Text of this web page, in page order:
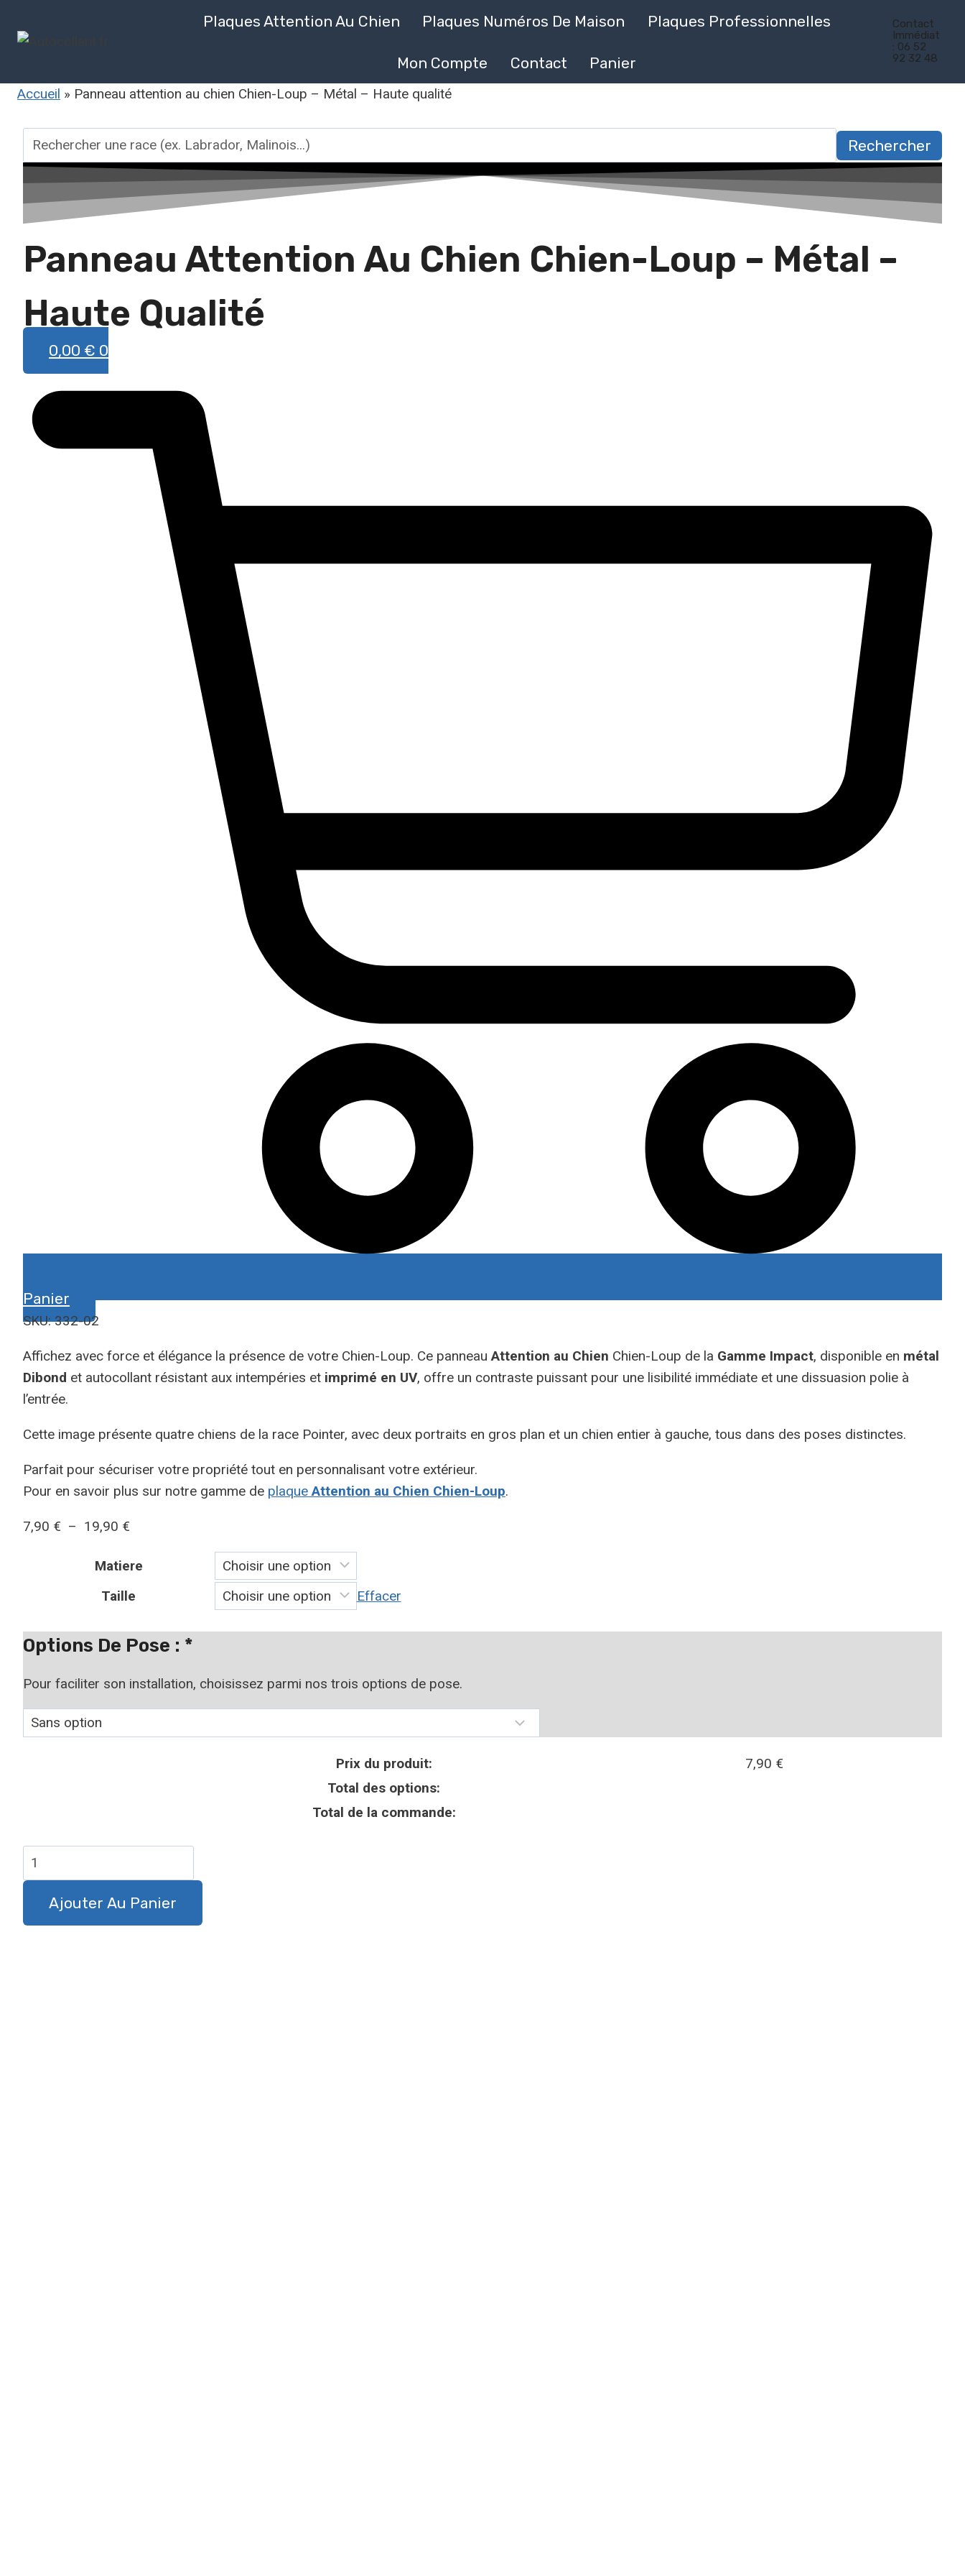
Plaques Attention Au Chien Plaques Numéros De Maison Plaques Professionnelles
Mon Compte Contact Panier
Contact
Immédiat
: 06 52
92 32 48
Accueil » Panneau attention au chien Chien-Loup – Métal – Haute qualité
Rechercher
race
Rechercher
Panneau Attention Au Chien Chien-Loup – Métal –
Haute Qualité
0,00 € 0
Panier
SKU: 332-02
Affichez avec force et élégance la présence de votre Chien-Loup. Ce panneauAttention au Chien Chien-Loup de la Gamme Impact, disponible en métal
Dibond et autocollant résistant aux intempéries et imprimé en UV, offre un contraste puissant pour une lisibilité immédiate et une dissuasion polie à
l’entrée.
Cette image présente quatre chiens de la race Pointer, avec deux portraits en gros plan et un chien entier à gauche, tous dans des poses distinctes.
Parfait pour sécuriser votre propriété tout en personnalisant votre extérieur.
Pour en savoir plus sur notre gamme de plaqueAttention au Chien Chien-Loup.
7,90 € – 19,90 €
prix :
7,90 €
19,90 €
Matiere
Taille
Effacer
Options De Pose : *
Pour faciliter son installation, choisissez parmi nos trois options de pose.
Prix du produit: 7,90 €
Total des options:
Total de la commande:
quantité
de
Panneau
attention
Ajouter Au Panier